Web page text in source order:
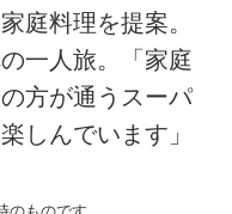
庭料理を提案。
一人旅。「家庭
方が通うスーパ
しんでいます」